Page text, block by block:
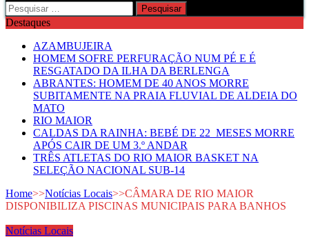
Pesquisar
por:
Destaques
AZAMBUJEIRA
HOMEM SOFRE PERFURAÇÃO NUM PÉ E É
RESGATADO DA ILHA DA BERLENGA
ABRANTES: HOMEM DE 40 ANOS MORRE
SUBITAMENTE NA PRAIA FLUVIAL DE ALDEIA DO
MATO
RIO MAIOR
CALDAS DA RAINHA: BEBÉ DE 22 MESES MORRE
APÓS CAIR DE UM 3.º ANDAR
TRÊS ATLETAS DO RIO MAIOR BASKET NA
SELEÇÃO NACIONAL SUB-14
Home>>Notícias Locais>>CÂMARA DE RIO MAIOR
DISPONIBILIZA PISCINAS MUNICIPAIS PARA BANHOS
Notícias Locais